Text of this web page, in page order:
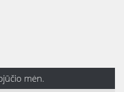
mėn.